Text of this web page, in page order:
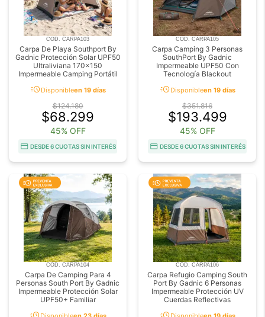
COD. CARPA103
Carpa De Playa Southport By
Gadnic Protección Solar UPF50
Ultraliviana 170x150
Impermeable Camping Portátil
acuteDisponibleen 19 días
$124.180
$68.299
45% OFF
DESDE 6 CUOTAS SIN INTERÉS
COD. CARPA105
Carpa Camping 3 Personas
SouthPort By Gadnic
Impermeable UPF50 Con
Tecnología Blackout
acuteDisponibleen 19 días
$351.816
$193.499
45% OFF
DESDE 6 CUOTAS SIN INTERÉS
COD. CARPA104
Carpa De Camping Para 4
Personas South Port By Gadnic
Impermeable Protección Solar
UPF50+ Familiar
COD. CARPA106
Carpa Refugio Camping South
Port By Gadnic 6 Personas
Impermeable Protección UV
Cuerdas Reflectivas